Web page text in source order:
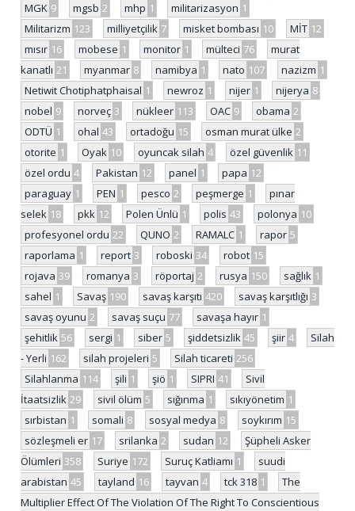
MGK 9 mgsb 2 mhp 1 militarizasyon 1
Militarizm 123 milliyetçilik 7 misket bombası 10 MİT 12
mısır 16 mobese 1 monitor 1 mülteci 76
murat
kanatlı 21 myanmar 8 namibya 1 nato 107 nazizm 1
Netiwit Chotiphatphaisal 1 newroz 1 nijer 1 nijerya 8
nobel 9 norveç 3 nükleer 113 OAC 9 obama 2
ODTÜ 1 ohal 43 ortadoğu 15 osman murat ülke 2
otorite 1 Oyak 10 oyuncak silah 4 özel güvenlik 11
özel ordu 4 Pakistan 12 panel 1 papa 12
paraguay 1 PEN 1 pesco 2 peşmerge 1
pınar
selek 18 pkk 12 Polen Ünlü 1 polis 43 polonya 10
profesyonel ordu 22 QUNO 2 RAMALC 1 rapor 5
raporlama 1 report 3 roboski 34 robot 15
rojava 39 romanya 3 röportaj 2 rusya 150 sağlık 1
sahel 1 Savaş 190 savaş karşıtı 420 savaş karşıtlığı 3
savaş oyunu 2 savaş suçu 77 savaşa hayır 1
şehitlik 56 sergi 1 siber 5 şiddetsizlik 45 şiir 4
Silah
- Yerli 162 silah projeleri 5 Silah ticareti 256
Silahlanma 114 şili 1 şiö 1 SIPRI 41
Sivil
İtaatsizlik 29 sivil ölüm 5 sığınma 1 sıkıyönetim 1
sırbistan 1 somali 8 sosyal medya 8 soykırım 15
sözleşmeli er 17 srilanka 2 sudan 12
Şüpheli Asker
Ölümleri 358 Suriye 172 Suruç Katliamı 1
suudi
arabistan 45 tayland 16 tayvan 4 tck 318 1
The
Multiplier Effect Of The Violation Of The Right To Conscientious